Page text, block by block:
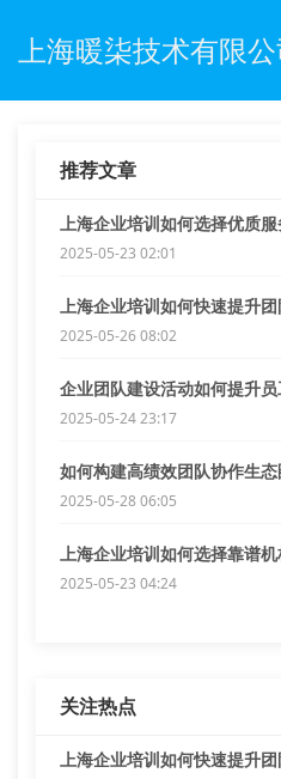
上海暖柒技术有限公
推荐文章
上海企业培训如何选择优质服
2025-05-23 02:01
上海企业培训如何快速提升团
2025-05-26 08:02
企业团队建设活动如何提升
妙招
2025-05-24 23:17
如何构建高绩效团队协作生态
2025-05-28 06:05
上海企业培训如何选择靠谱
秘
2025-05-23 04:24
关注热点
上海企业培训如何快速提升团